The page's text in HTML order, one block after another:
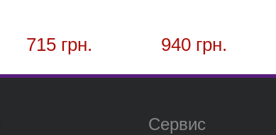
715 грн. 940 грн.
Сервис